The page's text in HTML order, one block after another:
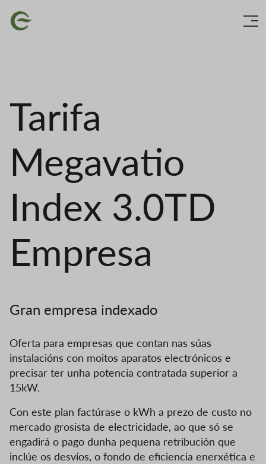
Imaxe
Tarifa
Megavatio
Index 3.0TD
Empresa
Gran empresa indexado
Oferta para empresas que contan nas súas
instalacións con moitos aparatos electrónicos e
precisar ter unha potencia contratada superior a
15kW.
Con este plan factúrase o kWh a prezo de custo no
mercado grosista de electricidade, ao que só se
engadirá o pago dunha pequena retribución que
inclúe os desvíos, o fondo de eficiencia enerxética e